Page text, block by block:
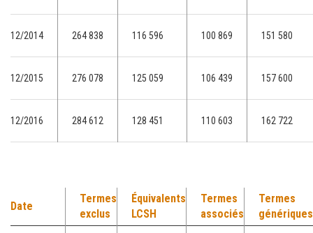
12/2014 264 838 116 596 100 869 151 580
12/2015 276 078 125 059 106 439 157 600
12/2016 284 612 128 451 110 603 162 722
Date
Termes
exclus
Équivalents
LCSH
Termes
associés
Termes